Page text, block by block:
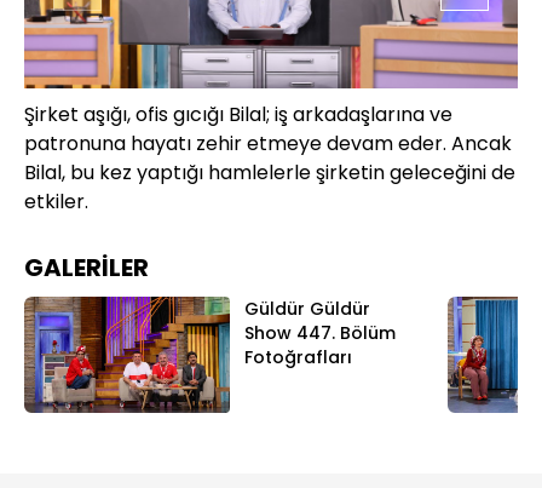
Şirket aşığı, ofis gıcığı Bilal; iş arkadaşlarına ve
patronuna hayatı zehir etmeye devam eder. Ancak
Bilal, bu kez yaptığı hamlelerle şirketin geleceğini de
etkiler.
GALERİLER
Güldür Güldür
Show 447. Bölüm
Fotoğrafları